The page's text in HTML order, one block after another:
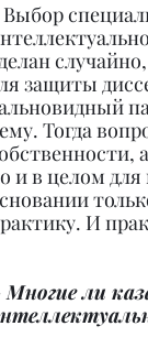
Выбор
защиты
Тогда
и в целом
И
Многие ли